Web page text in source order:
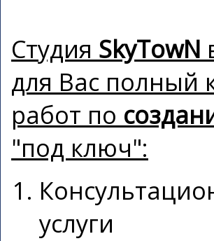
Студия SkyTowN
для Вас полный
работ по
"под ключ":
услуги